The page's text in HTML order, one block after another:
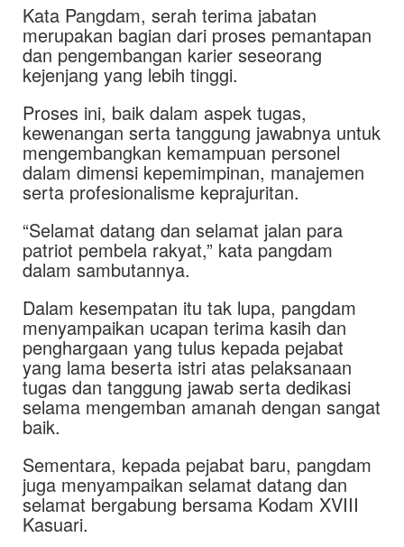
Kata Pangdam, serah terima jabatan
merupakan bagian dari proses pemantapan
dan pengembangan karier seseorang
kejenjang yang lebih tinggi.
Proses ini, baik dalam aspek tugas,
kewenangan serta tanggung jawabnya untuk
mengembangkan kemampuan personel
dalam dimensi kepemimpinan, manajemen
serta profesionalisme keprajuritan.
“Selamat datang dan selamat jalan para
patriot pembela rakyat,” kata pangdam
dalam sambutannya.
Dalam kesempatan itu tak lupa, pangdam
menyampaikan ucapan terima kasih dan
penghargaan yang tulus kepada pejabat
yang lama beserta istri atas pelaksanaan
tugas dan tanggung jawab serta dedikasi
selama mengemban amanah dengan sangat
baik.
Sementara, kepada pejabat baru, pangdam
juga menyampaikan selamat datang dan
selamat bergabung bersama Kodam XVIII
Kasuari.